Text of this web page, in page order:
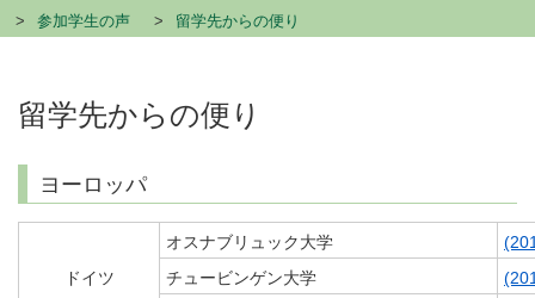
参加学生の声
留学先からの便り
留学先からの便り
ヨーロッパ
ドイツ
オスナブリュック大学
チュービンゲン大学